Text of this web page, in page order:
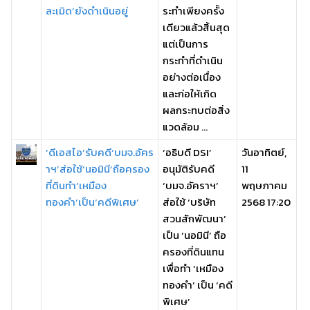
ละเมิด’ยังดำเนินอยู่
ระทำเพียงครั้ง
เดียวแล้วสิ้นสุด
แต่เป็นการ
กระทำที่ดำเนิน
อย่างต่อเนื่อง
และก่อให้เกิด
ผลกระทบต่อสิ่ง
แวดล้อม ...
‘ดีเอสไอ’รับคดี‘บมจ.อัคร
าฯ’ส่อใช้‘นอมินี’ถือครอง
ที่ดินทำ‘เหมือง
ทองคำ’เป็น‘คดีพิเศษ’
‘อธิบดี DSI’
อนุมัติรับคดี
‘บมจ.อัคราฯ’
ส่อใช้ ‘บริษัท
สวนสักพัฒนา’
เป็น ‘นอมินี’ ถือ
ครองที่ดินแทน
เพื่อทำ ‘เหมือง
ทองคำ’ เป็น ‘คดี
พิเศษ’
วันอาทิตย์,
11
พฤษภาคม
2568 17:20